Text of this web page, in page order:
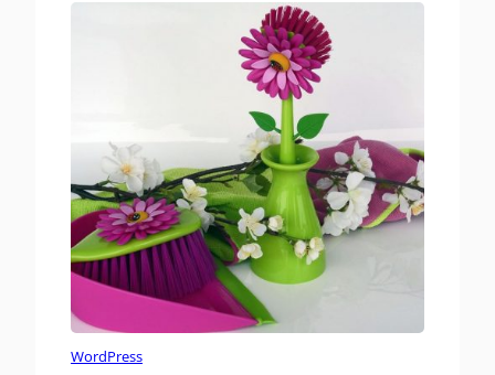
WordPress